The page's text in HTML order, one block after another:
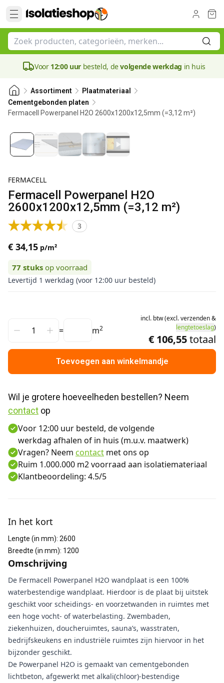
Voor 12:00 uur besteld, devolgende werkdag in huis
Assortiment
Plaatmateriaal
Cementgebonden platen
Fermacell Powerpanel H2O 2600x1200x12,5mm (=3,12 m²)
FERMACELL
Fermacell Powerpanel H2O
2600x1200x12,5mm (=3,12 m²)
3
€ 34,15 p/m²
77 stuks op voorraad
Levertijd 1 werkdag (voor 12:00 uur besteld)
= m2
incl. btw(excl.verzenden&
lengtetoeslag)
€ 106,55totaal
Toevoegen aan winkelmandje
contact op
Voor 12:00 uur besteld, de volgende
werkdag afhalen of in huis (m.u.v. maatwerk)
Vragen? Neem contact met ons op
Ruim 1.000.000 m2 voorraad aan isolatiemateriaal
Klantbeoordeling: 4.5/5
In het kort
Lengte (in mm): 2600
Breedte (in mm): 1200
Omschrijving
De Fermacell Powerpanel H2O wandplaat is een 100%
waterbestendige wandplaat. Hierdoor is de plaat bij uitstek
geschikt voor scheidings- en voorzetwanden in ruimtes met
een hoge vocht- of waterbelasting. Zwembaden,
ziekenhuizen, doucheruimtes, sauna’s, wasstraten,
bedrijfskeukens en industriële ruimtes zijn hiervoor in het
bijzonder geschikt.
De Powerpanel H2O is gemaakt van cementgebonden
lichtbeton, afgewerkt met alkali(chloor)-bestendige